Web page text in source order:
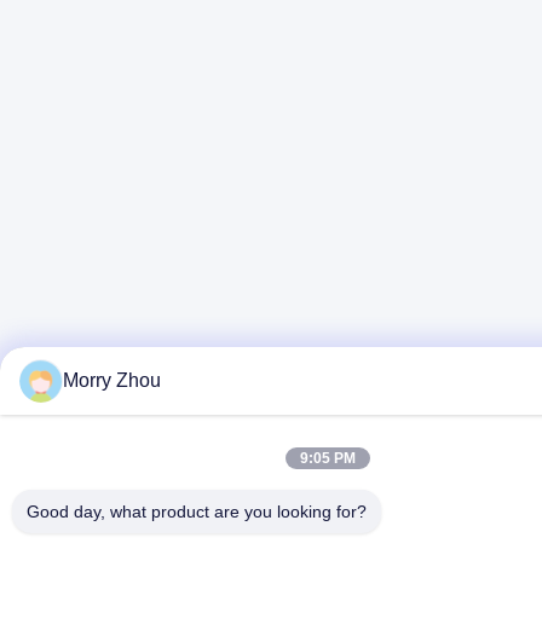
Morry Zhou
9:05 PM
Good day, what product are you looking for?